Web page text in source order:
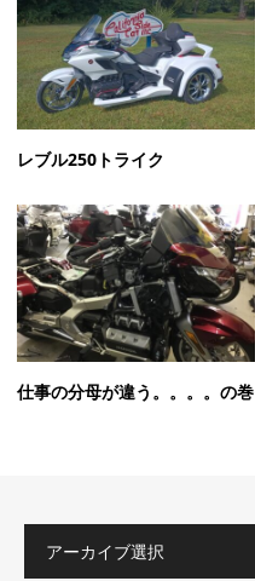
レブル250トライク
仕事の分母が違う。。。。の巻
アーカイブ選択